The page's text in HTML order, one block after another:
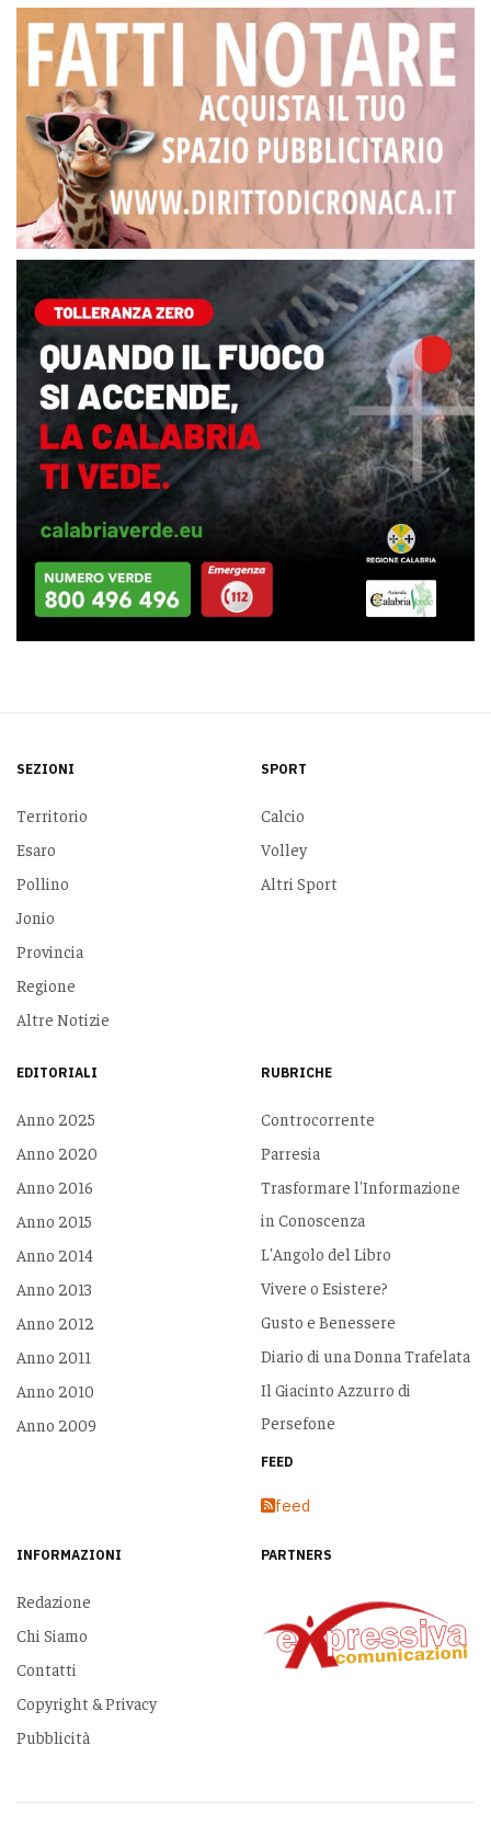
SEZIONI
Territorio
Esaro
Pollino
Jonio
Provincia
Regione
Altre Notizie
SPORT
Calcio
Volley
Altri Sport
EDITORIALI
Anno 2025
Anno 2020
Anno 2016
Anno 2015
Anno 2014
Anno 2013
Anno 2012
Anno 2011
Anno 2010
Anno 2009
RUBRICHE
Controcorrente
Parresia
Trasformare l'Informazione
in Conoscenza
L'Angolo del Libro
Vivere o Esistere?
Gusto e Benessere
Diario di una Donna Trafelata
Il Giacinto Azzurro di
Persefone
FEED
feed
INFORMAZIONI
Redazione
Chi Siamo
Contatti
Copyright & Privacy
Pubblicità
PARTNERS